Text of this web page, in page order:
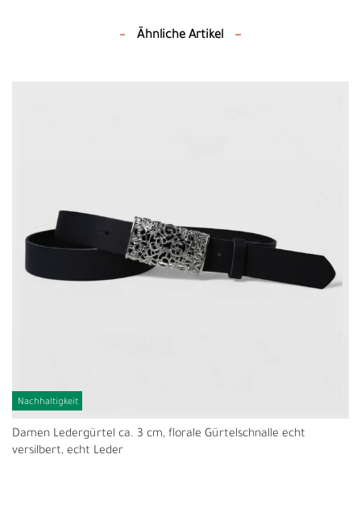
Ähnliche Artikel
Nachhaltigkeit
Damen Ledergürtel ca. 3 cm, florale Gürtelschnalle echt
versilbert, echt Leder